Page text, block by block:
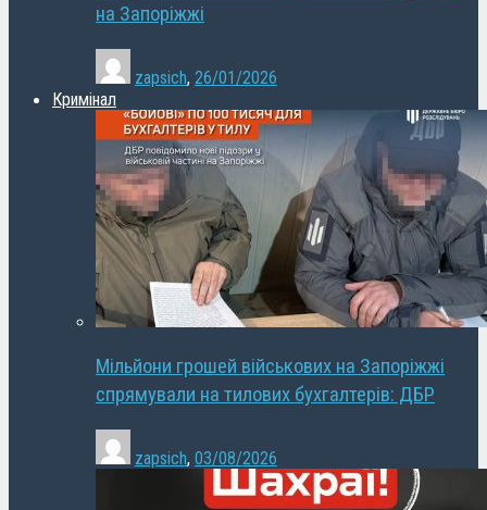
на Запоріжжі
zapsich, 26/01/2026
Кримінал
Мільйони грошей військових на Запоріжжі
спрямували на тилових бухгалтерів: ДБР
zapsich, 03/08/2026